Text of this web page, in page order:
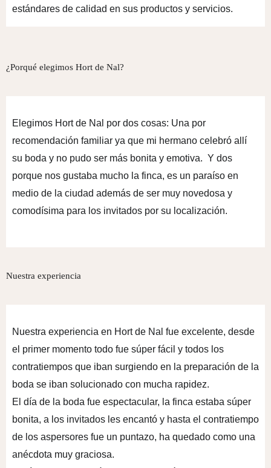
estándares de calidad en sus productos y servicios.
¿Porqué elegimos Hort de Nal?
Elegimos Hort de Nal por dos cosas: Una por
recomendación familiar ya que mi hermano celebró allí
su boda y no pudo ser más bonita y emotiva. Y dos
porque nos gustaba mucho la finca, es un paraíso en
medio de la ciudad además de ser muy novedosa y
comodísima para los invitados por su localización.
Nuestra experiencia
Nuestra experiencia en Hort de Nal fue excelente, desde
el primer momento todo fue súper fácil y todos los
contratiempos que iban surgiendo en la preparación de la
boda se iban solucionado con mucha rapidez.
El día de la boda fue espectacular, la finca estaba súper
bonita, a los invitados les encantó y hasta el contratiempo
de los aspersores fue un puntazo, ha quedado como una
anécdota muy graciosa.